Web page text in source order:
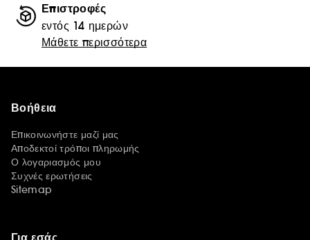
Επιστροφές
εντός 14 ημερών
Μάθετε περισσότερα
Βοήθεια
Επικοινωνήστε μαζί μας
Αποδεκτοί τρόποι πληρωμής
Ο λογαριασμός μου
Συχνές ερωτήσεις
Sitemap